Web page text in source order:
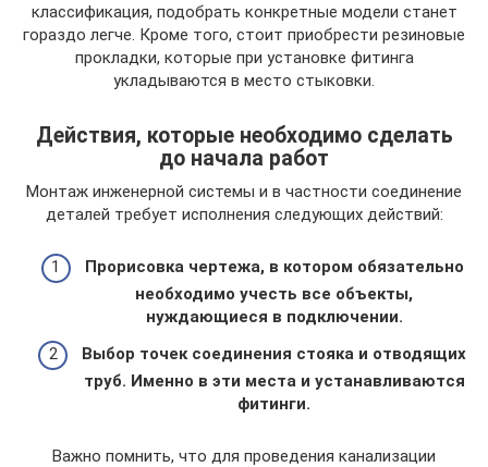
классификация, подобрать конкретные модели станет
гораздо легче. Кроме того, стоит приобрести резиновые
прокладки, которые при установке фитинга
укладываются в место стыковки.
Действия, которые необходимо сделать
до начала работ
Монтаж инженерной системы и в частности соединение
деталей требует исполнения следующих действий:
Прорисовка чертежа, в котором обязательно
необходимо учесть все объекты,
нуждающиеся в подключении.
Выбор точек соединения стояка и отводящих
труб. Именно в эти места и устанавливаются
фитинги.
Важно помнить, что для проведения канализации